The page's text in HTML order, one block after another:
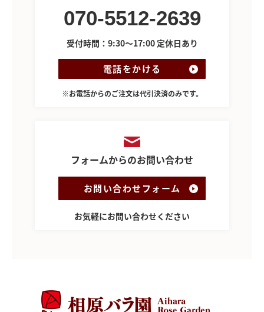
070-5512-2639
受付時間：9:30～17:00 定休日あり
電話をかける
※お電話からのご注文は代引決済のみです。
フォームからのお問い合わせ
お問い合わせフォーム
お気軽にお問い合わせください